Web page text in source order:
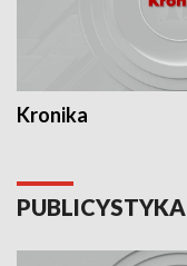
Kronika
PUBLICYSTYKA